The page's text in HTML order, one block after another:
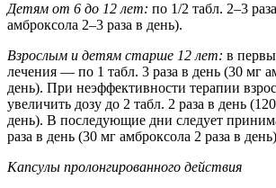
Детям от 6 до 12 лет: по 1/2 табл. 2–3
амброксола 2–3 раза в день).
Взрослым и детям старше 12 лет: в
лечения — по 1 табл. 3 раза в день (30 мг
день). При неэффективности терапии
увеличить дозу до 2 табл. 2 раза в день
день). В последующие дни следует
раза в день (30 мг амброксола 2 раза в
Капсулы пролонгированного действия